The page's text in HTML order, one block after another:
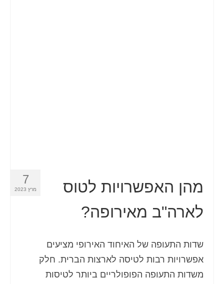
7
מרץ 2023
מהן האפשרויות לטוס
לארה"ב מאירופה?
שדות התעופה של האיחוד האירופי מציעים
אפשרויות רבות לטיסה לארצות הברית. חלק
משדות התעופה הפופולריים ביותר לטיסות